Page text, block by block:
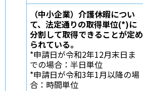
（中小企業）介護休暇につい
て、法定通りの取得単位(*)に
分割して取得できることが定め
られている。
*申請日が令和2年12月末日ま
での場合：半日単位
*申請日が令和3年1月以降の場
合：時間単位